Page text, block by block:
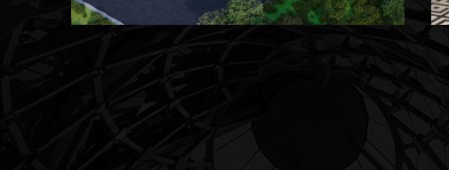
MK Sare Evleri